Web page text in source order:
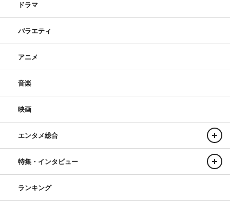
ドラマ
バラエティ
アニメ
音楽
映画
エンタメ総合
特集・インタビュー
ランキング